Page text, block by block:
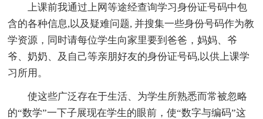
上课前我通过上网等途经查询学习身份证号码中包
含的各种信息,以及疑难问题, 并搜集一些身份号码作为教
学资源，同时请每位学生向家里要到爸爸，妈妈、爷
爷、奶奶、及自己等亲朋好友的身份证号码,以供上课学
习所用。
使这些广泛存在于生活、为学生所熟悉而常被忽略
的“数学”一下子展现在学生的眼前，使“数字与编码”这